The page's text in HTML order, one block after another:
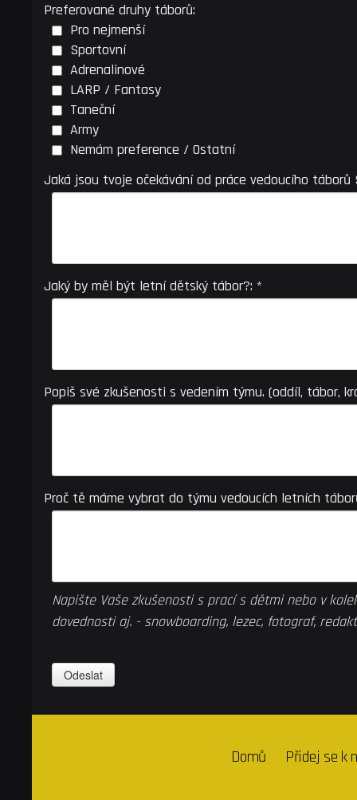
Preferované druhy táborů:
Pro nejmenší
Sportovní
Adrenalinové
LARP / Fantasy
Taneční
Army
Nemám preference / Ostatní
Jaká jsou tvoje očekávání od práce vedoucího táborů
Jaký by měl být letní dětský tábor?: *
Popiš své zkušenosti s vedením týmu. (oddíl, tábor,
Proč tě máme vybrat do týmu vedoucích letních
Napište Vaše zkušenosti s prací s dětmi nebo v
dovednosti aj. - snowboarding, lezec, fotograf,
Domů Přidej se k